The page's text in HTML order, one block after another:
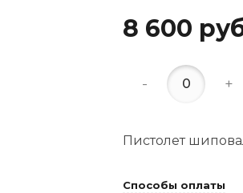
8 600
- +
Пистолет
Способы оплаты